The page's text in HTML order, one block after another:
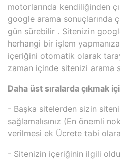
motorlarında kendiliğinden
google arama sonuçlarında
gün sürebilir . Sitenizin
herhangi bir işlem
içeriğini otomatik olarak
zaman içinde sitenizi arama
Daha üst sıralarda çıkmak
- Başka sitelerden sizin
sağlamalısınız (En önemli
verilmesi ek Ücrete tabi
- Sitenizin içeriğinin ilgili